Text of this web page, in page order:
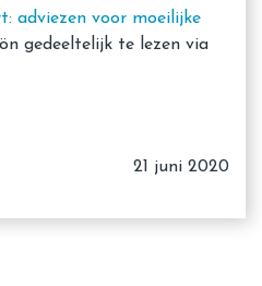
adviezen voor moeilijke
gedeeltelijk te lezen via
21 juni 2020